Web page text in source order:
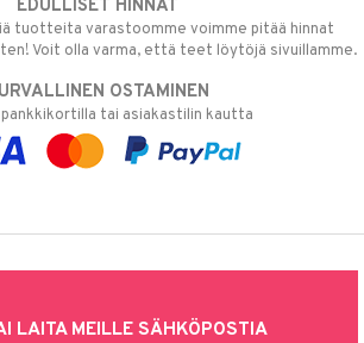
EDULLISET HINNAT
tuotteita varastoomme voimme pitää hinnat
Voit olla varma, että teet löytöjä sivuillamme.
OSTAMINEN
pankkikortilla tai asiakastilin kautta
LAITA MEILLE SÄHKÖPOSTIA